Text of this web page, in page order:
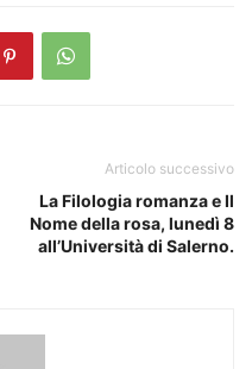
Articolo successivo
La Filologia romanza e Il
Nome della rosa, lunedì 8
all’Università di Salerno.